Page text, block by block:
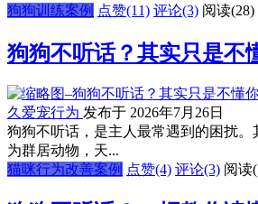
狗狗训练案例 点赞(11) 评论(3) 阅读(28)
狗狗不听话？其实只是不
久爱宠行为 发布于 2026年7月26日
狗狗不听话，是主人最常遇到的困扰
为群居动物，天...
猫咪行为改善案例 点赞(4) 评论(3) 阅读